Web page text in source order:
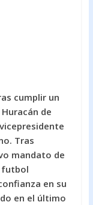
cumplir un
de
Tras
mandato de
futbol
en su
en el último